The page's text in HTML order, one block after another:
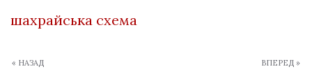
шахрайська схема
« НАЗАД ВПЕРЕД »